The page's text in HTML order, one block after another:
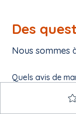
Des
Nous sommes
Quels avis de